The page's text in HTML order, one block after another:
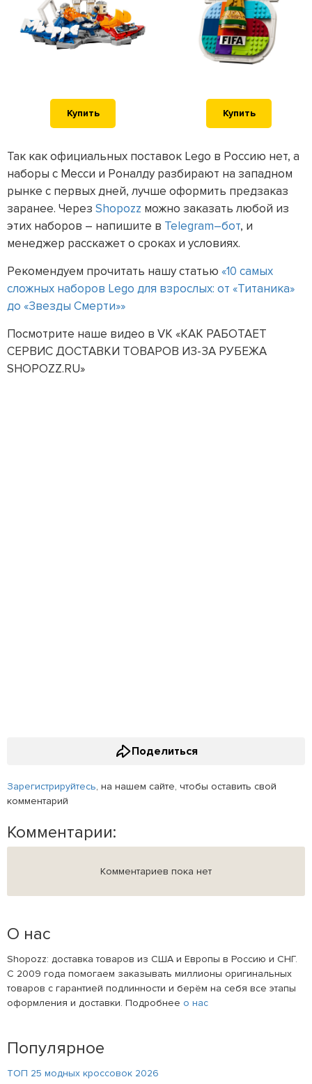
Купить Купить
Так как официальных поставок Lego в Россию нет, а
наборы с Месси и Роналду разбирают на западном
рынке с первых дней, лучше оформить предзаказ
заранее. Через Shopozz можно заказать любой из
этих наборов – напишите в Telegram–бот, и
менеджер расскажет о сроках и условиях.
Рекомендуем прочитать нашу статью «10 самых
сложных наборов Lego для взрослых: от «Титаника»
до «Звезды Смерти»»
Посмотрите наше видео в VK «КАК РАБОТАЕТ
СЕРВИС ДОСТАВКИ ТОВАРОВ ИЗ-ЗА РУБЕЖА
SHOPOZZ.RU»
Поделиться
Зарегистрируйтесь, на нашем сайте, чтобы оставить свой
комментарий
Комментарии:
Комментариев пока нет
О нас
Shopozz: доставка товаров из США и Европы в Россию и СНГ.
С 2009 года помогаем заказывать миллионы оригинальных
товаров с гарантией подлинности и берём на себя все этапы
оформления и доставки. Подробнее о нас
Популярное
ТОП 25 модных кроссовок 2026